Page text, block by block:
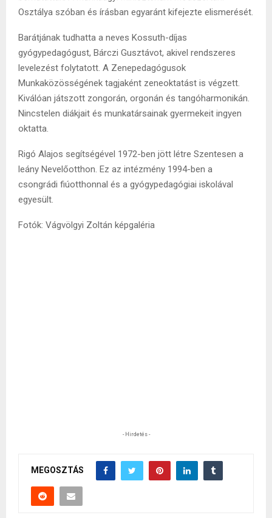
Osztálya szóban és írásban egyaránt kifejezte elismerését.
Barátjának tudhatta a neves Kossuth-díjas
gyógypedagógust, Bárczi Gusztávot, akivel rendszeres
levelezést folytatott. A Zenepedagógusok
Munkaközösségének tagjaként zeneoktatást is végzett.
Kiválóan játszott zongorán, orgonán és tangóharmonikán.
Nincstelen diákjait és munkatársainak gyermekeit ingyen
oktatta.
Rigó Alajos segítségével 1972-ben jött létre Szentesen a
leány Nevelőotthon. Ez az intézmény 1994-ben a
csongrádi fiúotthonnal és a gyógypedagógiai iskolával
egyesült.
Fotók: Vágvölgyi Zoltán képgaléria
- Hirdetés -
MEGOSZTÁS